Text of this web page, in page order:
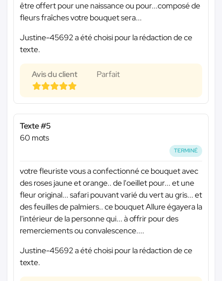
être offert pour une naissance ou pour...composé de
fleurs fraîches votre bouquet sera...
Justine-45692 a été choisi pour la rédaction de ce
texte.
Avis du client Parfait
Texte #5
60 mots
TERMINÉ
votre fleuriste vous a confectionné ce bouquet avec
des roses jaune et orange.. de l'oeillet pour... et une
fleur original... safari pouvant varié du vert au gris... et
des feuilles de palmiers.. ce bouquet Allure égayera la
l'intérieur de la personne qui... à offrir pour des
remerciements ou convalescence....
Justine-45692 a été choisi pour la rédaction de ce
texte.